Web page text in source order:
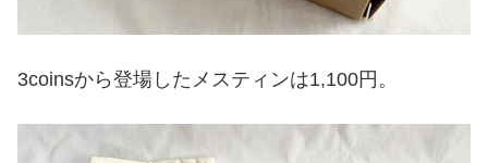
3coinsから登場したメスティンは1,100円。